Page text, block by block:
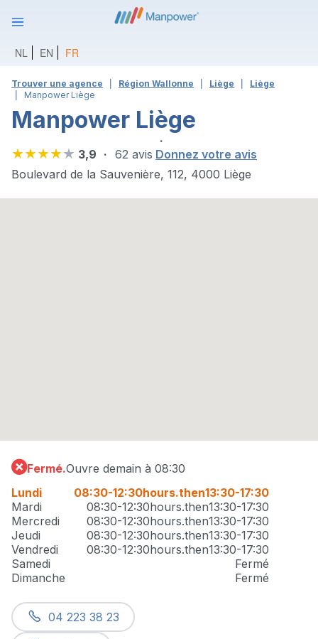
NL EN FR
Trouver une agence Région Wallonne Liège
Liège
Manpower Liège
Manpower Liège
3,9 62 avis Donnez votre avis
Boulevard de la Sauvenière, 112, 4000 Liège
Fermé.Ouvre demain à 08:30
Lundi
08:30-12:30hours.then13:30-17:30
Mardi
08:30-12:30hours.then13:30-17:30
Mercredi
08:30-12:30hours.then13:30-17:30
Jeudi
08:30-12:30hours.then13:30-17:30
Vendredi
08:30-12:30hours.then13:30-17:30
Samedi
Fermé
Dimanche
Fermé
04 223 38 23